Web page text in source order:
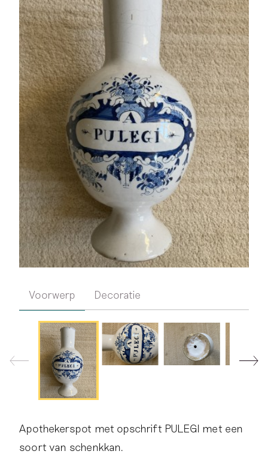
Voorwerp Decoratie
Apothekerspot met opschrift PULEGI met een
soort van schenkkan.